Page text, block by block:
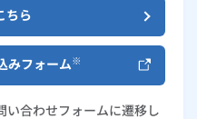
ちら
みフォーム※
い合わせフォームに遷移し